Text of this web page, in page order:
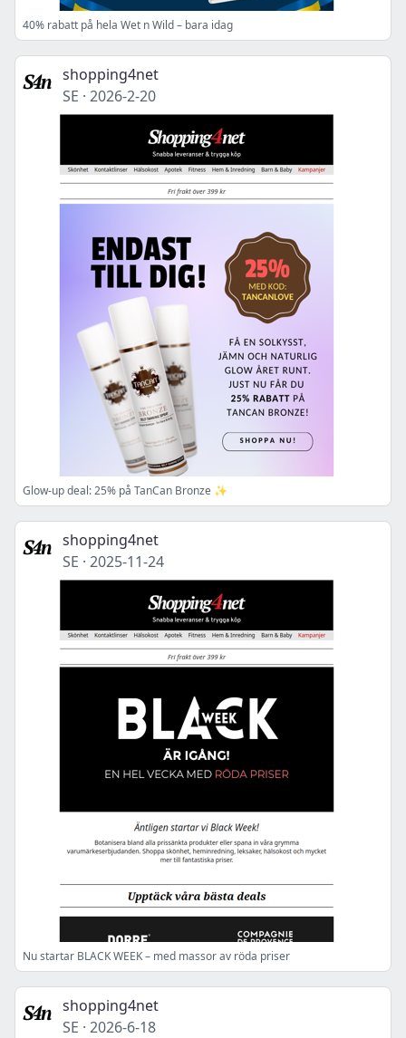
40% rabatt på hela Wet n Wild – bara idag
shopping4net
SE · 2026-2-20
Glow-up deal: 25% på TanCan Bronze ✨
shopping4net
SE · 2025-11-24
Nu startar BLACK WEEK – med massor av röda priser
shopping4net
SE · 2026-6-18